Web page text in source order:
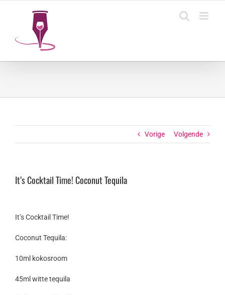
Vorige Volgende
It’s Cocktail Time! Coconut Tequila
It’s Cocktail Time!
Coconut Tequila:
10ml kokosroom
45ml witte tequila